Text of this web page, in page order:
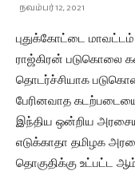
நவம்பர் 12, 2021
புதுக்கோட்டை
ராஜ்கிரன் படுகொலை
தொடர்ச்சியாக
பேரினவாத
இந்திய ஒன்றிய
எடுக்காதா தமிழக
தொகுதிக்கு உட்பட்ட